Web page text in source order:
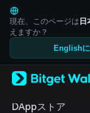
English
日本語
Tiếng Việt
Русский
Español
Italiano
Deutsch
現在、このページは日
えますか？
English
DAppストア